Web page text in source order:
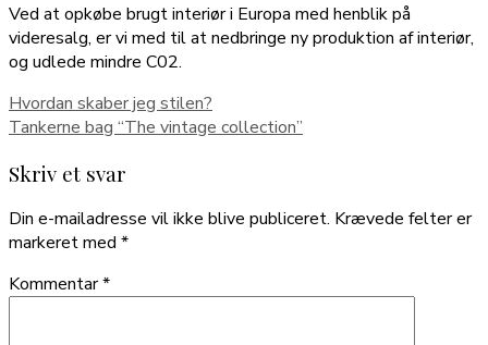
Ved at opkøbe brugt interiør i Europa med henblik på
videresalg, er vi med til at nedbringe ny produktion af interiør,
og udlede mindre C02.
Hvordan skaber jeg stilen?
Tankerne bag “The vintage collection”
Skriv et svar
Din e-mailadresse vil ikke blive publiceret. Krævede felter er
markeret med *
Kommentar*